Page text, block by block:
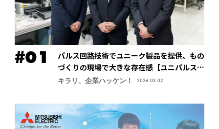
パルス回路技術でユニーク製品を提供、もの
づくりの現場で大きな存在感【ユニパルス株
式会社】
キラリ、企業ハッケン！ 2026.03.02